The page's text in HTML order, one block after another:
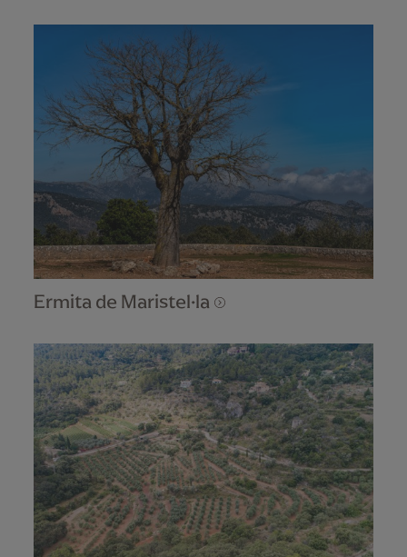
Ermita de Maristel·la